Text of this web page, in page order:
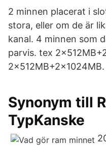
2 minnen placerat i
stora, eller om de är
kanal. 4 minnen som
parvis. tex
2x512MB+2x1024MB.
Synonym till
TypKanske